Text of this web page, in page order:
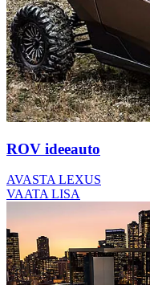
ROV ideeauto
AVASTA LEXUS
VAATA LISA